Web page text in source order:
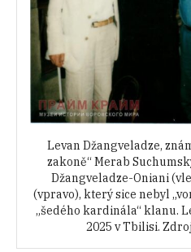
Levan Džangveladze,
zakoně“ Merab
Džangveladze-Oniani
(vpravo), který sice nebyl
„šedého kardinála“ klanu.
2025 v Tbilisi.